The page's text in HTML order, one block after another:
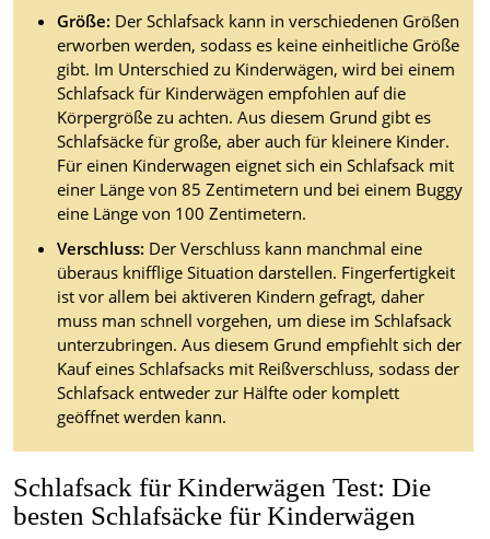
Größe: Der Schlafsack kann in verschiedenen Größen
erworben werden, sodass es keine einheitliche Größe
gibt. Im Unterschied zu Kinderwägen, wird bei einem
Schlafsack für Kinderwägen empfohlen auf die
Körpergröße zu achten. Aus diesem Grund gibt es
Schlafsäcke für große, aber auch für kleinere Kinder.
Für einen Kinderwagen eignet sich ein Schlafsack mit
einer Länge von 85 Zentimetern und bei einem Buggy
eine Länge von 100 Zentimetern.
Verschluss: Der Verschluss kann manchmal eine
überaus knifflige Situation darstellen. Fingerfertigkeit
ist vor allem bei aktiveren Kindern gefragt, daher
muss man schnell vorgehen, um diese im Schlafsack
unterzubringen. Aus diesem Grund empfiehlt sich der
Kauf eines Schlafsacks mit Reißverschluss, sodass der
Schlafsack entweder zur Hälfte oder komplett
geöffnet werden kann.
Schlafsack für Kinderwägen Test: Die
besten Schlafsäcke für Kinderwägen